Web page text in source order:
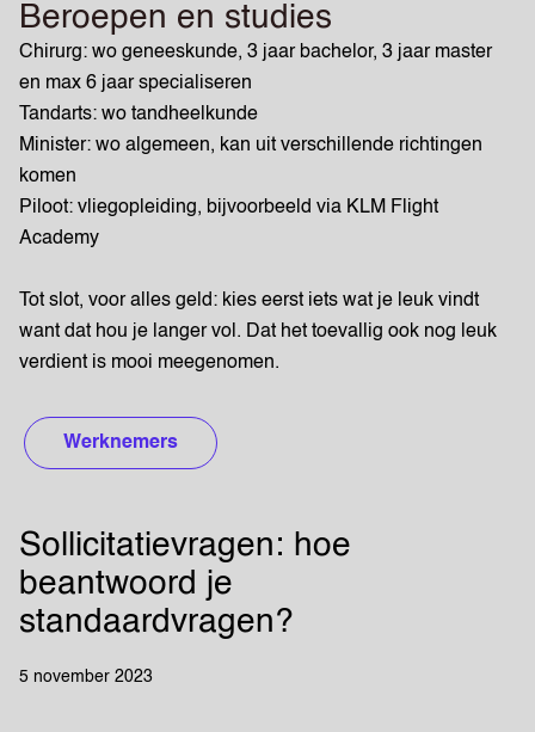
Beroepen en studies
Chirurg: wo geneeskunde, 3 jaar bachelor, 3 jaar master
en max 6 jaar specialiseren
Tandarts: wo tandheelkunde
Minister: wo algemeen, kan uit verschillende richtingen
komen
Piloot: vliegopleiding, bijvoorbeeld via KLM Flight
Academy
Tot slot, voor alles geld: kies eerst iets wat je leuk vindt
want dat hou je langer vol. Dat het toevallig ook nog leuk
verdient is mooi meegenomen.
Werknemers
Sollicitatievragen: hoe
beantwoord je
standaardvragen?
5 november 2023